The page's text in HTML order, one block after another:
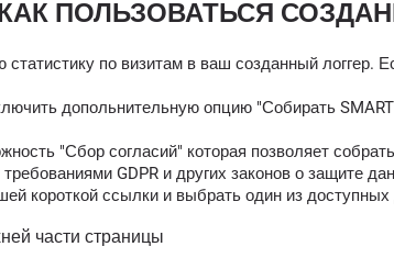
ПОЛЬЗОВАТЬСЯ
по визитам в ваш созданный
допольнительную опцию "Собирать
"Сбор согласий" которая позволяет
GDPR и других законов о защите
короткой ссылки и выбрать один из доступных
части страницы